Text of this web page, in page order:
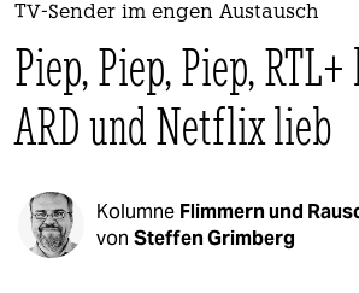
themen
politik
öko
kultur
TV-Sender im engen Austausch
Piep, Piep, Piep,
ARD und Netflix lieb
Kolumne Flimmern und
von Steffen Grimberg